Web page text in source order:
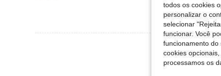
Ver Mais
todos os cookies
personalizar o
selecionar
funcionar. Você
funcionamento do
cookies
processamos os